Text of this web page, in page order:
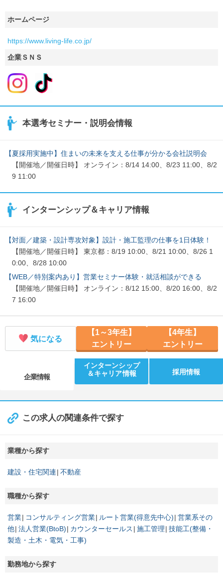
ホームページ
https://www.living-life.co.jp/
企業ＳＮＳ
本選考セミナー・説明会情報
【夏採用実施中】住まいの未来を支える仕事が分かる会社説明会
【開催地／開催日時】 オンライン：8/14 14:00、8/23 11:00、8/2
9 11:00
インターンシップ＆キャリア情報
【対面／建築・設計専攻対象】設計・施工監理の仕事を1日体験！
【開催地／開催日時】 東京都：8/19 10:00、8/21 10:00、8/26 1
0:00、8/28 10:00
【WEB／特別案内あり】営業セミナー体験・就活相談ができる
【開催地／開催日時】 オンライン：8/12 15:00、8/20 16:00、8/2
7 16:00
気になる
【1～3年生】
エントリー
【4年生】
エントリー
企業情報
インターンシップ
＆キャリア情報
採用情報
この求人の関連条件で探す
業種から探す
建設・住宅関連 不動産
職種から探す
営業 コンサルティング営業 ルート営業(得意先中心) 営業系その
他 法人営業(BtoB) カウンターセールス 施工管理 技能工(整備・
製造・土木・電気・工事)
勤務地から探す